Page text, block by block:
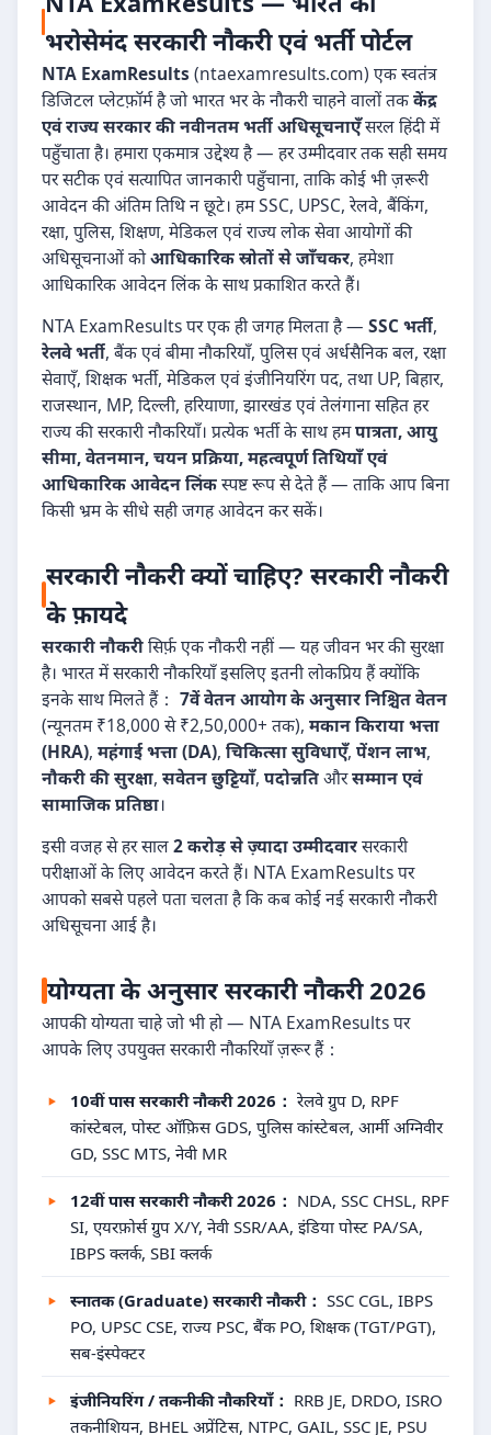
भरोसेमंद सरकारी नौकरी एवं भर्ती पोर्टल
NTA ExamResults (ntaexamresults.com) एक स्वतंत्र
डिजिटल प्लेटफ़ॉर्म है जो भारत भर के नौकरी चाहने वालों तककेंद्र
एवं राज्य सरकार की नवीनतम भर्ती अधिसूचनाएँसरल हिंदी में
पहुँचाता है। हमारा एकमात्र उद्देश्य है — हर उम्मीदवार तक सही समय
पर सटीक एवं सत्यापित जानकारी पहुँचाना, ताकि कोई भी ज़रूरी
आवेदन की अंतिम तिथि न छूटे। हम SSC, UPSC, रेलवे, बैंकिंग,
रक्षा, पुलिस, शिक्षण, मेडिकल एवं राज्य लोक सेवा आयोगों की
अधिसूचनाओं कोआधिकारिक स्रोतों से जाँचकर, हमेशा
आधिकारिक आवेदन लिंक के साथ प्रकाशित करते हैं।
NTA ExamResults पर एक ही जगह मिलता है — SSC भर्ती,
रेलवे भर्ती, बैंक एवं बीमा नौकरियाँ, पुलिस एवं अर्धसैनिक बल, रक्षा
सेवाएँ, शिक्षक भर्ती, मेडिकल एवं इंजीनियरिंग पद, तथा UP, बिहार,
राजस्थान, MP, दिल्ली, हरियाणा, झारखंड एवं तेलंगाना सहित हर
राज्य की सरकारी नौकरियाँ। प्रत्येक भर्ती के साथ हमपात्रता, आयु
सीमा, वेतनमान, चयन प्रक्रिया, महत्वपूर्ण तिथियाँ एवं
आधिकारिक आवेदन लिंकस्पष्ट रूप से देते हैं — ताकि आप बिना
किसी भ्रम के सीधे सही जगह आवेदन कर सकें।
सरकारी नौकरी क्यों चाहिए? सरकारी नौकरी
के फ़ायदे
सरकारी नौकरीसिर्फ़ एक नौकरी नहीं — यह जीवन भर की सुरक्षा
है। भारत में सरकारी नौकरियाँ इसलिए इतनी लोकप्रिय हैं क्योंकि
इनके साथ मिलते हैं： 7वें वेतन आयोग के अनुसार निश्चित वेतन
(न्यूनतम ₹18,000 से ₹2,50,000+ तक), मकान किराया भत्ता
(HRA), महंगाई भत्ता (DA), चिकित्सा सुविधाएँ, पेंशन लाभ,
नौकरी की सुरक्षा, सवेतन छुट्टियाँ, पदोन्नतिऔरसम्मान एवं
सामाजिक प्रतिष्ठा।
इसी वजह से हर साल2 करोड़ से ज़्यादा उम्मीदवारसरकारी
परीक्षाओं के लिए आवेदन करते हैं। NTA ExamResults पर
आपको सबसे पहले पता चलता है कि कब कोई नई सरकारी नौकरी
अधिसूचना आई है।
योग्यता के अनुसार सरकारी नौकरी 2026
आपकी योग्यता चाहे जो भी हो — NTA ExamResults पर
आपके लिए उपयुक्त सरकारी नौकरियाँ ज़रूर हैं：
10वीं पास सरकारी नौकरी 2026： रेलवे ग्रुप D, RPF
कांस्टेबल, पोस्ट ऑफ़िस GDS, पुलिस कांस्टेबल, आर्मी अग्निवीर
GD, SSC MTS, नेवी MR
12वीं पास सरकारी नौकरी 2026： NDA, SSC CHSL, RPF
SI, एयरफ़ोर्स ग्रुप X/Y, नेवी SSR/AA, इंडिया पोस्ट PA/SA,
IBPS क्लर्क, SBI क्लर्क
स्नातक (Graduate) सरकारी नौकरी： SSC CGL, IBPS
PO, UPSC CSE, राज्य PSC, बैंक PO, शिक्षक (TGT/PGT),
सब-इंस्पेक्टर
इंजीनियरिंग / तकनीकी नौकरियाँ： RRB JE, DRDO, ISRO
तकनीशियन, BHEL अप्रेंटिस, NTPC, GAIL, SSC JE, PSU